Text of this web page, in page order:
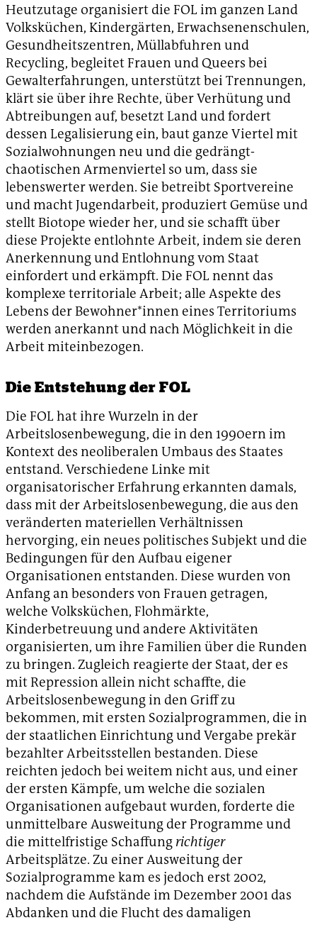
Heutzutage organisiert die FOL im ganzen Land
Volksküchen, Kindergärten, Erwachsenenschulen,
Gesundheitszentren, Müllabfuhren und
Recycling, begleitet Frauen und Queers bei
Gewalterfahrungen, unterstützt bei Trennungen,
klärt sie über ihre Rechte, über Verhütung und
Abtreibungen auf, besetzt Land und fordert
dessen Legalisierung ein, baut ganze Viertel mit
Sozialwohnungen neu und die gedrängt-
chaotischen Armenviertel so um, dass sie
lebenswerter werden. Sie betreibt Sportvereine
und macht Jugendarbeit, produziert Gemüse und
stellt Biotope wieder her, und sie schafft über
diese Projekte entlohnte Arbeit, indem sie deren
Anerkennung und Entlohnung vom Staat
einfordert und erkämpft. Die FOL nennt das
komplexe territoriale Arbeit; alle Aspekte des
Lebens der Bewohner*innen eines Territoriums
werden anerkannt und nach Möglichkeit in die
Arbeit miteinbezogen.
Die Entstehung der FOL
Die FOL hat ihre Wurzeln in der
Arbeitslosenbewegung, die in den 1990ern im
Kontext des neoliberalen Umbaus des Staates
entstand. Verschiedene Linke mit
organisatorischer Erfahrung erkannten damals,
dass mit der Arbeitslosenbewegung, die aus den
veränderten materiellen Verhältnissen
hervorging, ein neues politisches Subjekt und die
Bedingungen für den Aufbau eigener
Organisationen entstanden. Diese wurden von
Anfang an besonders von Frauen getragen,
welche Volksküchen, Flohmärkte,
Kinderbetreuung und andere Aktivitäten
organisierten, um ihre Familien über die Runden
zu bringen. Zugleich reagierte der Staat, der es
mit Repression allein nicht schaffte, die
Arbeitslosenbewegung in den Griff zu
bekommen, mit ersten Sozialprogrammen, die in
der staatlichen Einrichtung und Vergabe prekär
bezahlter Arbeitsstellen bestanden. Diese
reichten jedoch bei weitem nicht aus, und einer
der ersten Kämpfe, um welche die sozialen
Organisationen aufgebaut wurden, forderte die
unmittelbare Ausweitung der Programme und
die mittelfristige Schaffung richtiger
Arbeitsplätze. Zu einer Ausweitung der
Sozialprogramme kam es jedoch erst 2002,
nachdem die Aufstände im Dezember 2001 das
Abdanken und die Flucht des damaligen